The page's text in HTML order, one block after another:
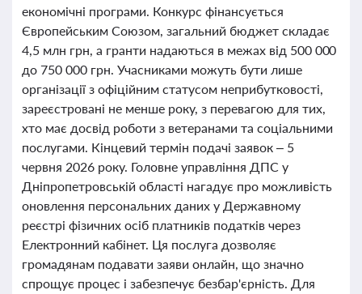
економічні програми. Конкурс фінансується
Європейським Союзом, загальний бюджет складає
4,5 млн грн, а гранти надаються в межах від 500 000
до 750 000 грн. Учасниками можуть бути лише
організації з офіційним статусом неприбутковості,
зареєстровані не менше року, з перевагою для тих,
хто має досвід роботи з ветеранами та соціальними
послугами. Кінцевий термін подачі заявок – 5
червня 2026 року. Головне управління ДПС у
Дніпропетровській області нагадує про можливість
оновлення персональних даних у Державному
реєстрі фізичних осіб платників податків через
Електронний кабінет. Ця послуга дозволяє
громадянам подавати заяви онлайн, що значно
спрощує процес і забезпечує безбар'єрність. Для